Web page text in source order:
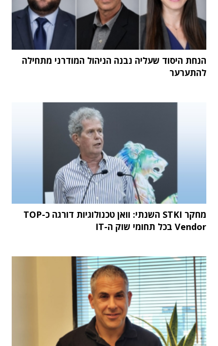
הנחת היסוד שעליה נבנה הניהול המודרני מתחילה
להתערער
מחקר STKI השנתי: וואן טכנולוגיות דורגה כ-TOP
Vendor בכל תחומי שוק ה-IT